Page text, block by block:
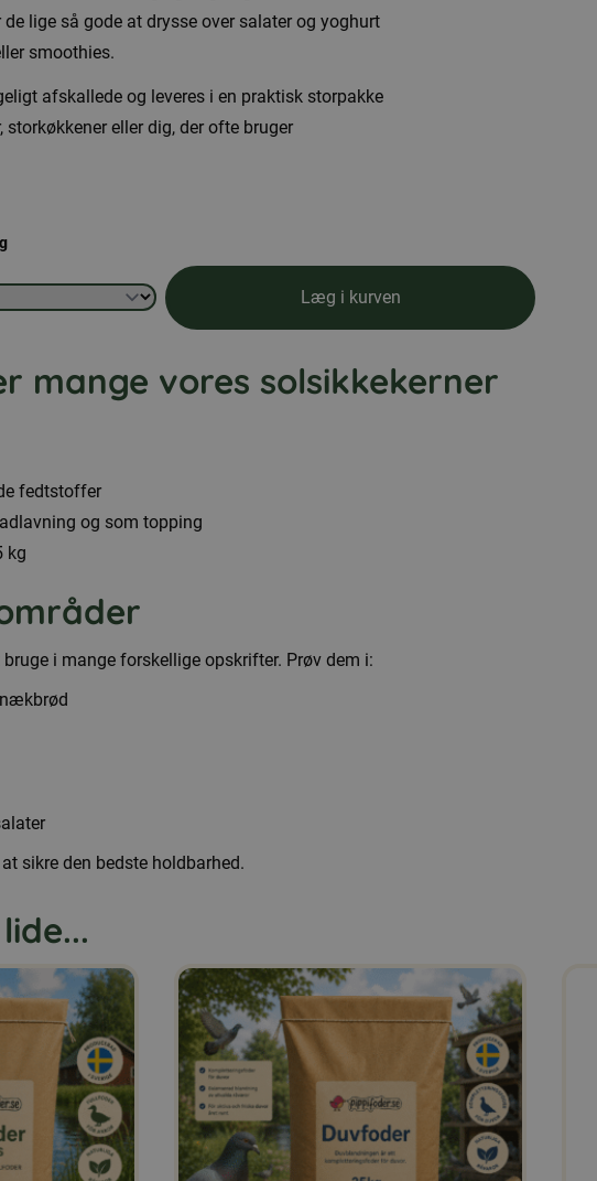
lige så gode at drysse over salater og yoghurt
smoothies.
afskallede og leveres i en praktisk storpakke
eller dig, der ofte bruger
Læg i kurven
mange vores solsikkekerner
fedtstoffer
og som topping
kg
i mange forskellige opskrifter. Prøv dem i:
sikre den bedste holdbarhed.